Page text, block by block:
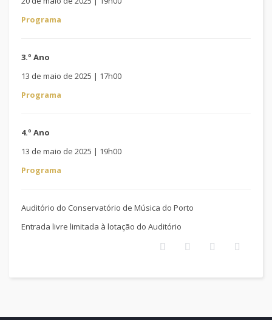
Programa
3.º Ano
13 de maio de 2025 | 17h00
Programa
4.º Ano
13 de maio de 2025 | 19h00
Programa
Auditório do Conservatório de Música do Porto
Entrada livre limitada à lotação do Auditório